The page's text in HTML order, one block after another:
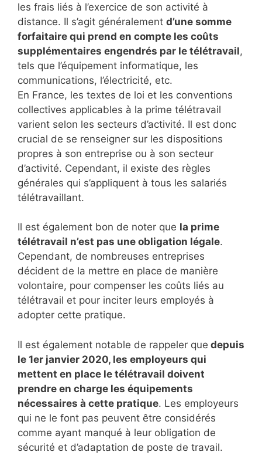
les frais liés à l’exercice de son activité à
distance. Il s’agit généralement d’une somme
forfaitaire qui prend en compte les coûts
supplémentaires engendrés par le télétravail,
tels que l’équipement informatique, les
communications, l’électricité, etc.
En France, les textes de loi et les conventions
collectives applicables à la prime télétravail
varient selon les secteurs d’activité. Il est donc
crucial de se renseigner sur les dispositions
propres à son entreprise ou à son secteur
d’activité. Cependant, il existe des règles
générales qui s’appliquent à tous les salariés
télétravaillant.
Il est également bon de noter que la prime
télétravail n’est pas une obligation légale.
Cependant, de nombreuses entreprises
décident de la mettre en place de manière
volontaire, pour compenser les coûts liés au
télétravail et pour inciter leurs employés à
adopter cette pratique.
Il est également notable de rappeler que depuis
le 1er janvier 2020, les employeurs qui
mettent en place le télétravail doivent
prendre en charge les équipements
nécessaires à cette pratique. Les employeurs
qui ne le font pas peuvent être considérés
comme ayant manqué à leur obligation de
sécurité et d’adaptation de poste de travail.